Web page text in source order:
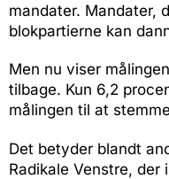
mandater. Mandater,
blokpartierne kan
Men nu viser
tilbage. Kun 6,2
målingen til at
Det betyder blandt
Radikale Venstre,